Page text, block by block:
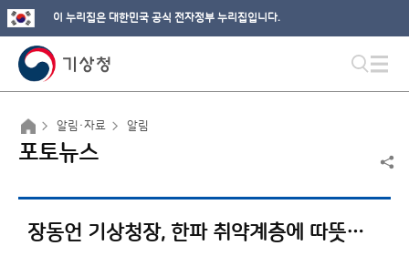
이 누리집은 대한민국 공식 전자정부 누리집입니다.
알림·자료 알림
포토뉴스
장동언 기상청장, 한파 취약계층에 따뜻한 손길